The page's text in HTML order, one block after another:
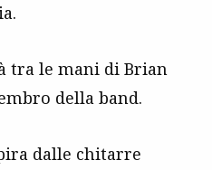
tra le mani di Brian
della band.
dalle chitarre